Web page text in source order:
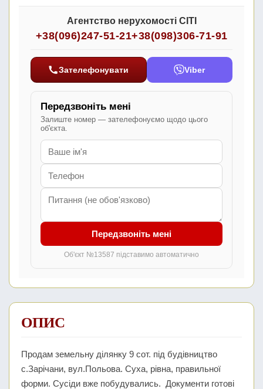
Агентство нерухомості СІТІ
+38(096)247-51-21+38(098)306-71-91
Зателефонувати Viber
Передзвоніть мені
Залиште номер — зателефонуємо щодо цього
об'єкта.
Передзвоніть мені
Об'єкт №13587 підставимо автоматично
ОПИС
Продам земельну ділянку 9 сот. під будівництво
с.Зарічани, вул.Польова. Суха, рівна, правильної
форми. Сусіди вже побудувались. Документи готові